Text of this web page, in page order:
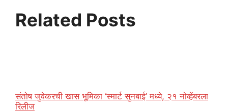
Related Posts
संतोष जुवेकरची खास भूमिका ‘स्मार्ट सुनबाई’ मध्ये, २१ नोव्हेंबरला
रिलीज